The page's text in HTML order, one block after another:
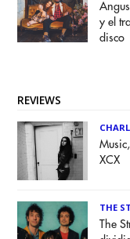
y el
disco
REVIEWS
XCX
THE
The